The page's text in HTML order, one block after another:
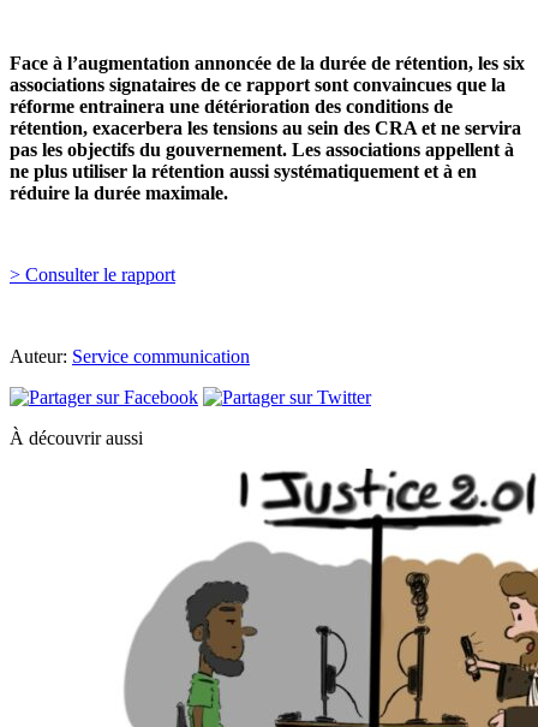
Face à l’augmentation annoncée de la durée de rétention, les six
associations signataires de ce rapport sont convaincues que la
réforme entrainera une détérioration des conditions de
rétention, exacerbera les tensions au sein des CRA et ne servira
pas les objectifs du gouvernement. Les associations appellent à
ne plus utiliser la rétention aussi systématiquement et à en
réduire la durée maximale.
> Consulter le rapport
Auteur: Service communication
À découvrir aussi